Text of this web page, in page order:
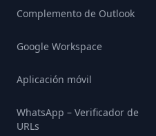
Complemento de Outlook
Google Workspace
Aplicación móvil
WhatsApp – Verificador de
URLs